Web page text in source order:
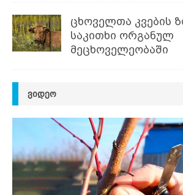
ცხოველთა კვების
საკითხი ორგანულ
მეცხოველეობაში
ᲕᲘᲓᲔᲝ